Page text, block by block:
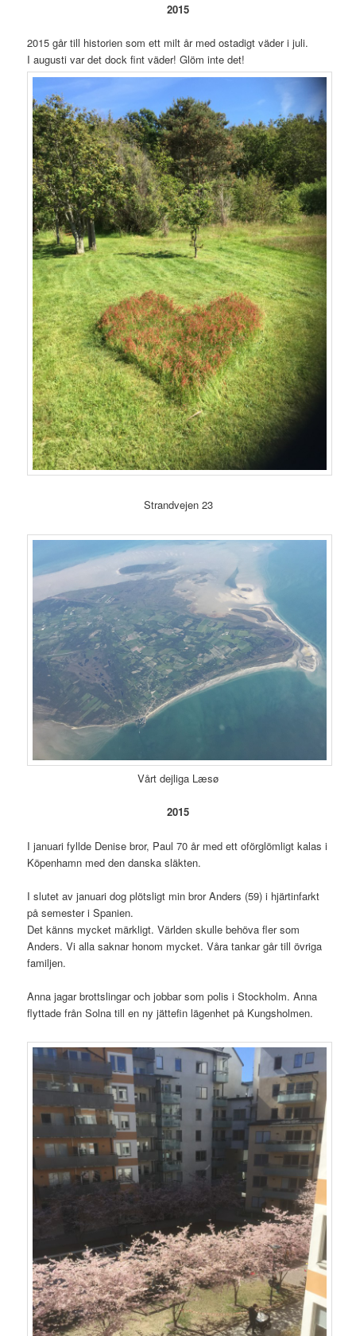
2015
2015 går till historien som ett milt år med ostadigt väder i juli.
I augusti var det dock fint väder! Glöm inte det!
Strandvejen 23
Vårt dejliga Læsø
2015
I januari fyllde Denise bror, Paul 70 år med ett oförglömligt kalas i
Köpenhamn med den danska släkten.
I slutet av januari dog plötsligt min bror Anders (59) i hjärtinfarkt
på semester i Spanien.
Det känns mycket märkligt. Världen skulle behöva fler som
Anders. Vi alla saknar honom mycket. Våra tankar går till övriga
familjen.
Anna jagar brottslingar och jobbar som polis i Stockholm. Anna
flyttade från Solna till en ny jättefin lägenhet på Kungsholmen.